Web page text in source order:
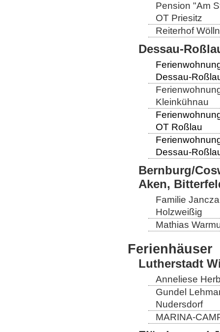
Pension "Am
OT Priesitz
Reiterhof
Dessau-
Dessau-
Kleinkühnau
OT Roßlau
Dessau-
Bernburg/
Aken,
Familie
Holzweißig
Mathias
Ferienhäuser
Lutherstadt
Anneliese
Gundel
Nudersdorf
MARINA-